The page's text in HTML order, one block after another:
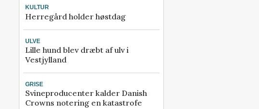
KULTUR
Herregård holder høstdag
ULVE
Lille hund blev dræbt af ulv i
Vestjylland
GRISE
Svineproducenter kalder Danish
Crowns notering en katastrofe